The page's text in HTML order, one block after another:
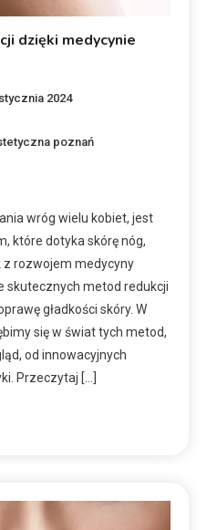
dzięki medycynie
2024
poznań
wróg wielu kobiet, jest
które dotyka skórę nóg,
z rozwojem medycyny
skutecznych metod redukcji
gładkości skóry. W
się w świat tych metod,
od innowacyjnych
Przeczytaj […]